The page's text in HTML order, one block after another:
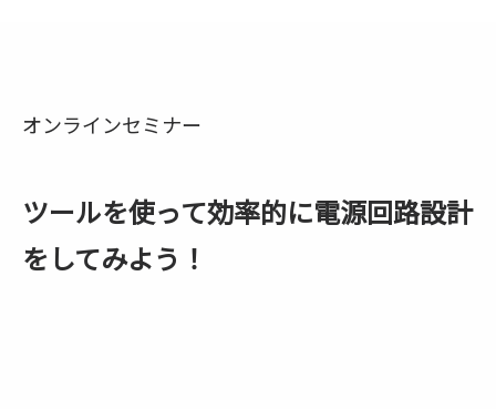
オンラインセミナー
ツールを使って効率的に電源回路設計
をしてみよう！